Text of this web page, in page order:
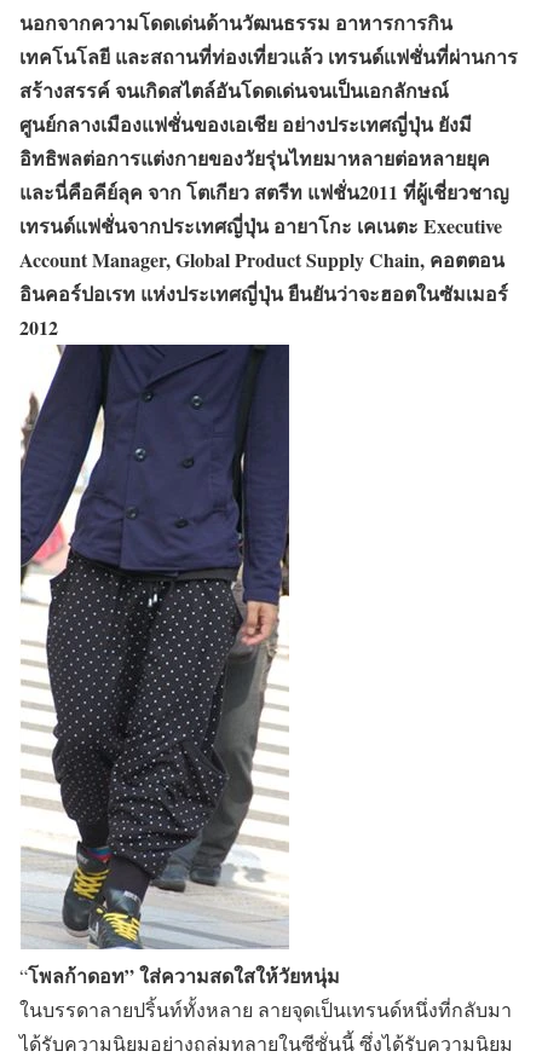
นอกจากความโดดเด่นด้านวัฒนธรรม อาหารการกิน
เทคโนโลยี และสถานที่ท่องเที่ยวแล้ว เทรนด์แฟชั่นที่ผ่านการ
สร้างสรรค์ จนเกิดสไตล์อันโดดเด่นจนเป็นเอกลักษณ์
ศูนย์กลางเมืองแฟชั่นของเอเชีย อย่างประเทศญี่ปุ่น ยังมี
อิทธิพลต่อการแต่งกายของวัยรุ่นไทยมาหลายต่อหลายยุค
และนี่คือคีย์ลุค จาก โตเกียว สตรีท แฟชั่น2011 ที่ผู้เชี่ยวชาญ
เทรนด์แฟชั่นจากประเทศญี่ปุ่น อายาโกะ เคเนตะ Executive
Account Manager, Global Product Supply Chain, คอตตอน
อินคอร์ปอเรท แห่งประเทศญี่ปุ่น ยืนยันว่าจะฮอตในซัมเมอร์
2012
“โพลก้าดอท” ใส่ความสดใสให้วัยหนุ่ม
ในบรรดาลายปริ้นท์ทั้งหลาย ลายจุดเป็นเทรนด์หนึ่งที่กลับมา
ได้รับความนิยมอย่างถล่มทลายในซีซั่นนี้ ซึ่งได้รับความนิยม